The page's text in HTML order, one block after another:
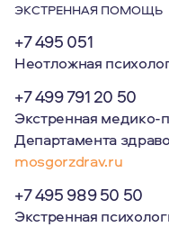
ЭКСТРЕННАЯ ПОМОЩЬ
+7 495 051
Неотложная
+7 499 791 20 50
Экстренная медико-
Департамента
mosgorzdrav.ru
+7 495 989 50 50
Экстренная